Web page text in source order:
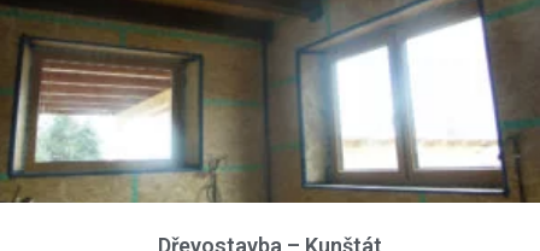
Dřevostavba – Kunštát